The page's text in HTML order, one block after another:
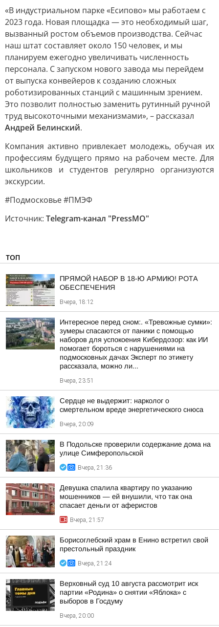
«В индустриальном парке «Есипово» мы работаем с
2023 года. Новая площадка — это необходимый шаг,
вызванный ростом объемов производства. Сейчас
наш штат составляет около 150 человек, и мы
планируем ежегодно увеличивать численность
персонала. С запуском нового завода мы перейдем
от выпуска конвейеров к созданию сложных
роботизированных станций с машинным зрением.
Это позволит полностью заменить рутинный ручной
труд высокоточными механизмами», – рассказал
Андрей Белинский.
Компания активно привлекает молодежь, обучая их
профессиям будущего прямо на рабочем месте. Для
школьников и студентов регулярно организуются
экскурсии.
#Подмосковье #ПМЭФ
Источник: Telegram-канал "PressMO"
ТОП
ПРЯМОЙ НАБОР В 18-Ю АРМИЮ! РОТА
ОБЕСПЕЧЕНИЯ
Вчера, 18:12
Интересное перед сном:. «Тревожные сумки»:
зумеры спасаются от паники с помощью
наборов для успокоения Кибердозор: как ИИ
помогает бороться с нарушениями на
подмосковных дачах Эксперт по этикету
рассказала, можно ли...
Вчера, 23:51
Сердце не выдержит: нарколог о
смертельном вреде энергетического снюса
Вчера, 20:09
В Подольске проверили содержание дома на
улице Симферопольской
Вчера, 21:36
Девушка спалила квартиру по указанию
мошенников — ей внушили, что так она
спасает деньги от аферистов
Вчера, 21:57
Борисоглебский храм в Енино встретил свой
престольный праздник
Вчера, 21:24
Верховный суд 10 августа рассмотрит иск
партии «Родина» о снятии «Яблока» с
выборов в Госдуму
Вчера, 20:00